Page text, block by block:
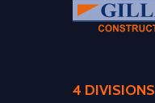
4 DIVISIONS